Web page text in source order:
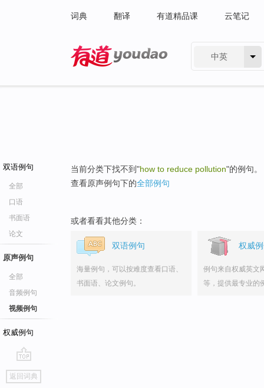
词典 翻译 有道精品课 云笔记
中英
双语例句
全部
口语
书面语
论文
原声例句
全部
音频例句
视频例句
权威例句
go
top
返回词典
当前分类下找不到"how to reduce pollution"的例句。
查看原声例句下的全部例句
或者看看其他分类：
双语例句
海量例句，可以按难度查看口语、
书面语、论文例句。
权威
例句来自权威英文
等，提供最专业的